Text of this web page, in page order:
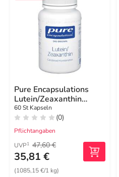
Pure Encapsulations
Lutein/Zeaxanthin
Kapseln
60 St Kapseln
(0)
Pflichtangaben
UVP1 47,60 €
35,81 €
(1085,15 €/1 kg)